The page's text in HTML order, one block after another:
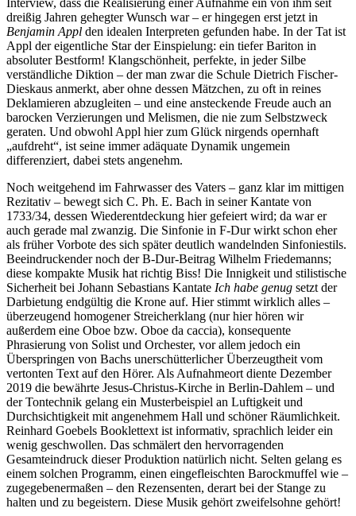
dreißig Jahren gehegter Wunsch war – er hingegen erst jetzt in
Benjamin Appl den idealen Interpreten gefunden habe. In der Tat ist
Appl der eigentliche Star der Einspielung: ein tiefer Bariton in
absoluter Bestform! Klangschönheit, perfekte, in jeder Silbe
verständliche Diktion – der man zwar die Schule Dietrich Fischer-
Dieskaus anmerkt, aber ohne dessen Mätzchen, zu oft in reines
Deklamieren abzugleiten – und eine ansteckende Freude auch an
barocken Verzierungen und Melismen, die nie zum Selbstzweck
geraten. Und obwohl Appl hier zum Glück nirgends opernhaft
„aufdreht“, ist seine immer adäquate Dynamik ungemein
differenziert, dabei stets angenehm.
Noch weitgehend im Fahrwasser des Vaters – ganz klar im mittigen
Rezitativ – bewegt sich C. Ph. E. Bach in seiner Kantate von
1733/34, dessen Wiederentdeckung hier gefeiert wird; da war er
auch gerade mal zwanzig. Die Sinfonie in F-Dur wirkt schon eher
als früher Vorbote des sich später deutlich wandelnden Sinfoniestils.
Beeindruckender noch der B-Dur-Beitrag Wilhelm Friedemanns;
diese kompakte Musik hat richtig Biss! Die Innigkeit und stilistische
Sicherheit bei Johann Sebastians Kantate Ich habe genug setzt der
Darbietung endgültig die Krone auf. Hier stimmt wirklich alles –
überzeugend homogener Streicherklang (nur hier hören wir
außerdem eine Oboe bzw. Oboe da caccia), konsequente
Phrasierung von Solist und Orchester, vor allem jedoch ein
Überspringen von Bachs unerschütterlicher Überzeugtheit vom
vertonten Text auf den Hörer. Als Aufnahmeort diente Dezember
2019 die bewährte Jesus-Christus-Kirche in Berlin-Dahlem – und
der Tontechnik gelang ein Musterbeispiel an Luftigkeit und
Durchsichtigkeit mit angenehmem Hall und schöner Räumlichkeit.
Reinhard Goebels Booklettext ist informativ, sprachlich leider ein
wenig geschwollen. Das schmälert den hervorragenden
Gesamteindruck dieser Produktion natürlich nicht. Selten gelang es
einem solchen Programm, einen eingefleischten Barockmuffel wie –
zugegebenermaßen – den Rezensenten, derart bei der Stange zu
halten und zu begeistern. Diese Musik gehört zweifelsohne gehört!